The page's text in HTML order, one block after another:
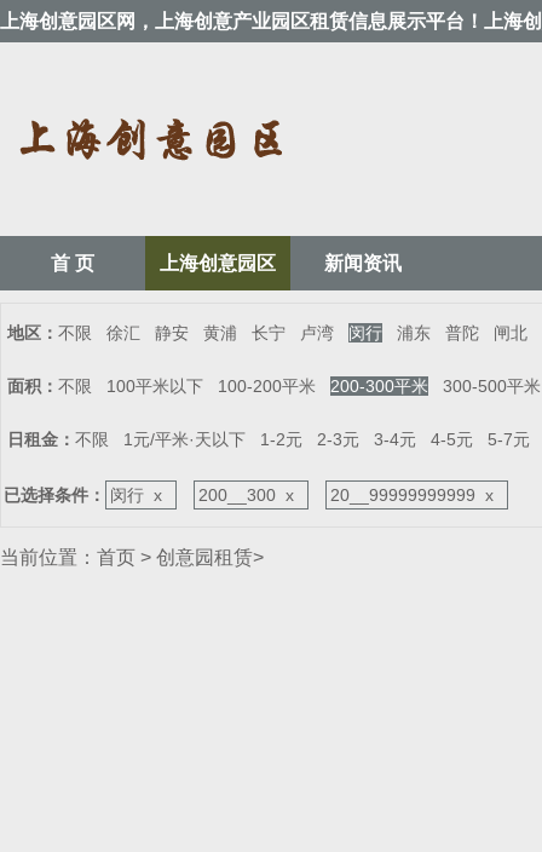
上海创意园区网，上海创意产业园区租赁信息展示平台！上
首 页 上海创意园区 新闻资讯
地区： 不限 徐汇 静安 黄浦 长宁 卢湾 闵行 浦东 普陀 闸北
面积： 不限 100平米以下 100-200平米 200-300平米 300-500平米
日租金： 不限 1元/平米·天以下 1-2元 2-3元 3-4元 4-5元 5-7元
已选择条件： 闵行 x 200__300 x 20__99999999999 x
当前位置： 首页 > 创意园租赁>